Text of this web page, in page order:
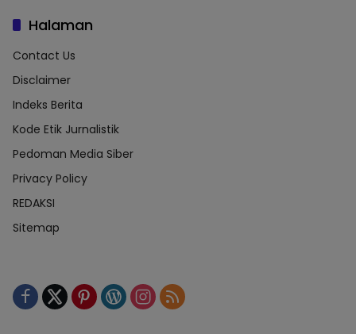
Halaman
Contact Us
Disclaimer
Indeks Berita
Kode Etik Jurnalistik
Pedoman Media Siber
Privacy Policy
REDAKSI
Sitemap